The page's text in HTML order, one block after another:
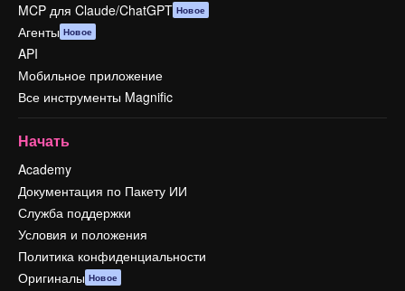
MCP для Claude/ChatGPT Новое
Агенты Новое
API
Мобильное приложение
Все инструменты Magnific
Начать
Academy
Документация по Пакету ИИ
Служба поддержки
Условия и положения
Политика конфиденциальности
Оригиналы Новое